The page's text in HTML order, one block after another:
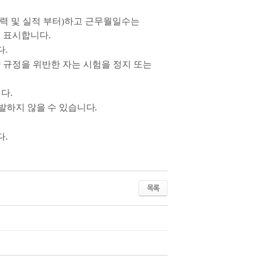
및 실적 부터)하고 근무월일수는
표시합니다.
.
정을 위반한 자는 시험을 정지 또는
.
하지 않을 수 있습니다.
.
목록